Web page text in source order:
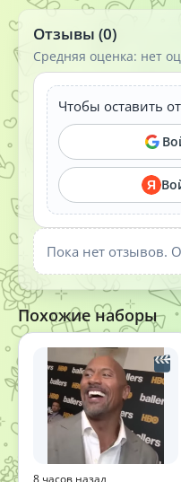
Отзывы (0)
Средняя оценка: нет
Чтобы оставить
Я
Пока нет отзывов.
Похожие наборы
8 часов назад